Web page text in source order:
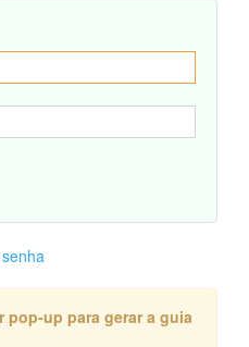
pop-up para gerar a guia